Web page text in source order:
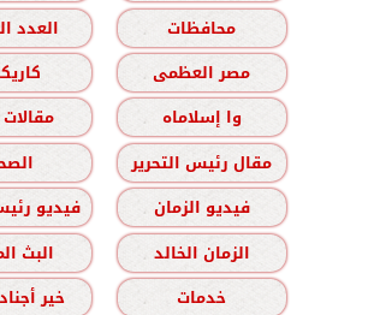
محافظات
العدد
مصر العظمى
وا إسلاماه
مقال رئيس التحرير
فيديو الزمان
فيديو
الزمان الخالد
البث
خدمات
خير